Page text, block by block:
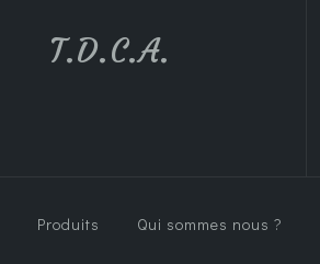
T.D.C.A.
Produits Qui sommes nous ?